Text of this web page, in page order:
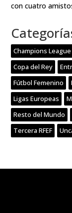
con cuatro
Champions League
Copa del Rey
Fútbol Femenino
Ligas Europeas
Resto del Mundo
Tercera RFEF